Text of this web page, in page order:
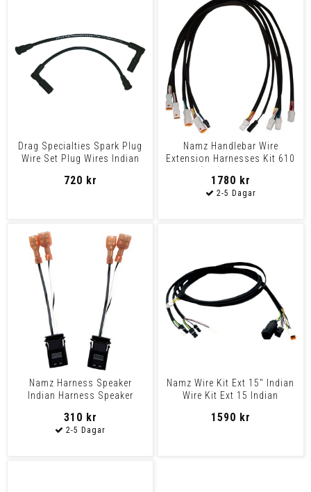
Drag Specialties Spark Plug
Wire Set Plug Wires Indian
720 kr
Namz Handlebar Wire
Extension Harnesses Kit 610
1780 kr
Namz Harness Speaker
Indian Harness Speaker
310 kr
Namz Wire Kit Ext 15" Indian
Wire Kit Ext 15 Indian
1590 kr